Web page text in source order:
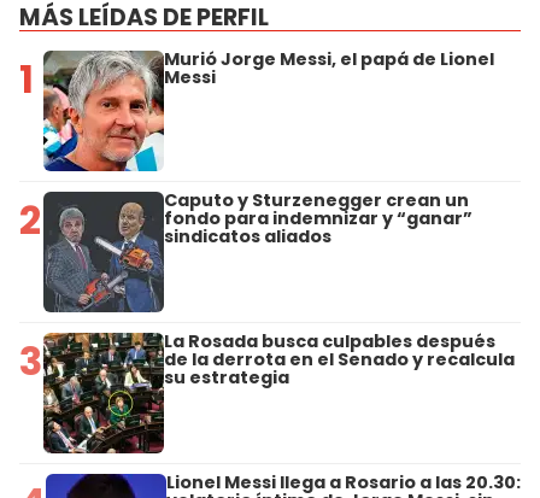
MÁS LEÍDAS DE PERFIL
1 Murió Jorge Messi, el papá de Lionel
Messi
2 Caputo y Sturzenegger crean un
fondo para indemnizar y “ganar”
sindicatos aliados
3 La Rosada busca culpables después
de la derrota en el Senado y recalcula
su estrategia
Lionel Messi llega a Rosario a las 20.30: